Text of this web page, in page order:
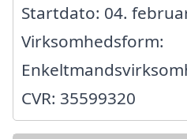
Startdato: 04.
Virksomhedsform:
CVR: 35599320